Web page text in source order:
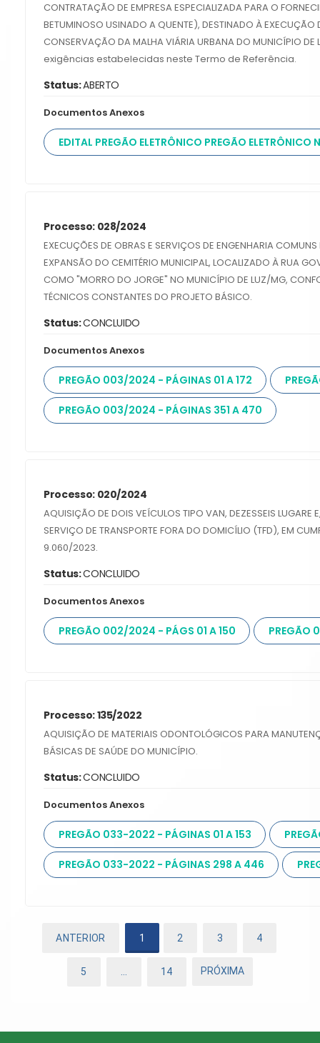
CONTRATAÇÃO DE EMPRESA ESPECIALIZADA PARA O
BETUMINOSO USINADO A QUENTE), DESTINADO À
CONSERVAÇÃO DA MALHA VIÁRIA URBANA DO MUNICÍPIO
exigências estabelecidas neste Termo de Referência.
Status:ABERTO
Documentos Anexos
EDITAL PREGÃO ELETRÔNICO PREGÃO
Processo: 028/2024
EXECUÇÕES DE OBRAS E SERVIÇOS DE ENGENHARIA
EXPANSÃO DO CEMITÉRIO MUNICIPAL, LOCALIZADO À RUA
COMO "MORRO DO JORGE" NO MUNICÍPIO DE LUZ/MG,
TÉCNICOS CONSTANTES DO PROJETO BÁSICO.
Status:CONCLUIDO
Documentos Anexos
PREGÃO 003/2024 - PÁGINAS 01 A 172
PREGÃO 003/2024 - PÁGINAS 351 A 470
Processo: 020/2024
AQUISIÇÃO DE DOIS VEÍCULOS TIPO VAN, DEZESSEIS LUGARE
SERVIÇO DE TRANSPORTE FORA DO DOMICÍLIO (TFD), EM
9.060/2023.
Status:CONCLUIDO
Documentos Anexos
PREGÃO 002/2024 - PÁGS 01 A 150 PREGÃO
Processo: 135/2022
AQUISIÇÃO DE MATERIAIS ODONTOLÓGICOS PARA
BÁSICAS DE SAÚDE DO MUNICÍPIO.
Status:CONCLUIDO
Documentos Anexos
PREGÃO 033-2022 - PÁGINAS 01 A 153
PREGÃO 033-2022 - PÁGINAS 298 A 446
ANTERIOR 1 2 3 4
5 … 14 PRÓXIMA